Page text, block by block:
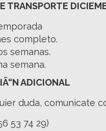
TRANSPORTE
completo.
semanas.
semana.
ADICIONAL
duda, comunicate
53 74 29)